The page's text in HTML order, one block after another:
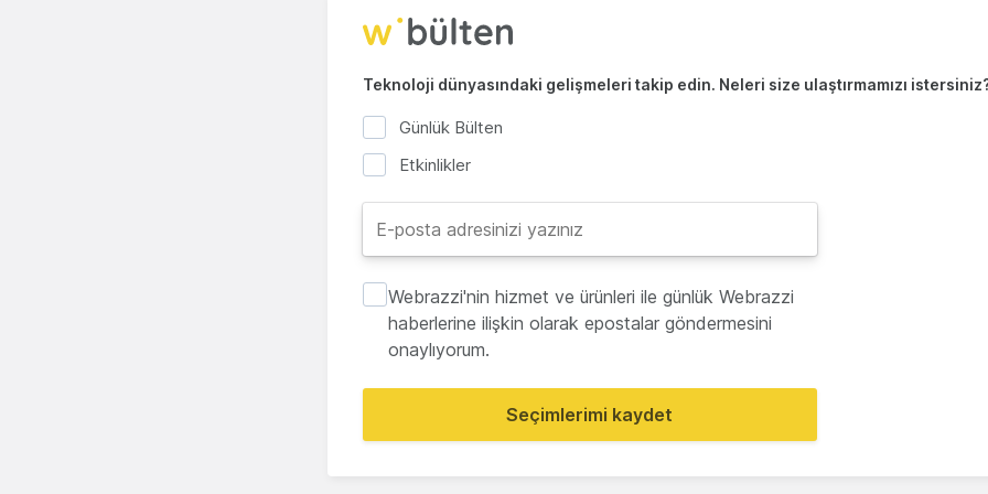
Teknoloji dünyasındaki gelişmeleri takip edin. Neleri size ulaştırmamızı
Günlük Bülten
Etkinlikler
Webrazzi'nin hizmet ve ürünleri ile günlük Webrazzi
haberlerine ilişkin olarak epostalar göndermesini
onaylıyorum.
Seçimlerimi kaydet